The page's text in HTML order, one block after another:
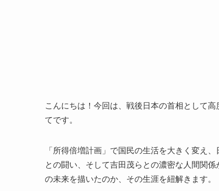
こんにちは！今回は、戦後日本の首相として
てです。
「所得倍増計画」で国民の生活を大きく変え
との闘い、そして吉田茂らとの濃密な人間関
の未来を描いたのか、その生涯を紐解きます。